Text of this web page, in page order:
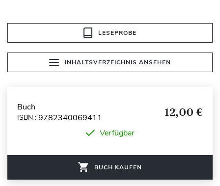
LESEPROBE
INHALTSVERZEICHNIS ANSEHEN
Buch
ISBN : 9782340069411 12,00 €
Verfügbar
BUCH KAUFEN